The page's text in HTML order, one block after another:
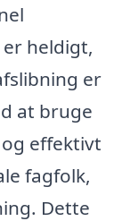
heldigt,
er
at bruge
effektivt
fagfolk,
Dette